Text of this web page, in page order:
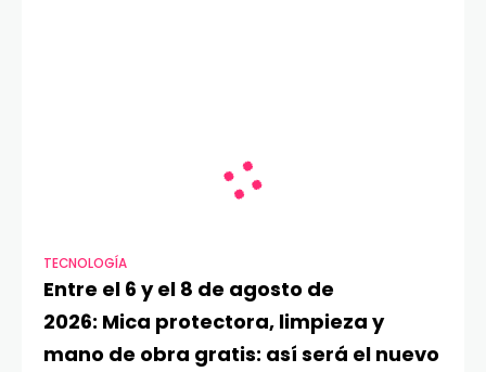
TECNOLOGÍA
Entre el 6 y el 8 de agosto de
2026: Mica protectora, limpieza y
mano de obra gratis: así será el nuevo